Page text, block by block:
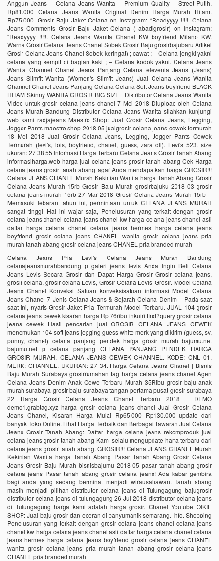
Anggun Jeans – Celana Jeans Wanita – Premium Quality – Street Putih.
Rp81.000 Celana Jeans Wanita Original Denim Harga Murah Hitam.
Rp75.000. Grosir Baju Jaket Celana on Instagram: “Readyyyy !!!!!. Celana
Jeans Comments Grosir Baju Jaket Celana ( abadigrosir) on Instagram:
“Readyyyy !!!!!. Celana Jeans Wanita Chanel KW boyfriend Milano KW.
Warna Grosir Celana Jeans Chanel Sobek Grosir Baju grosirbajubaru Artikel
Grosir Celana Jeans Chanel Sobek keringat) ; cawat ; – Celana jengki yakni
celana yang sempit di bagian kaki ; – Celana kodok yakni. Celana Jeans
Wanita Channel Chanel Jeans Panjang Celana elevenia Jeans (Jeans)
Jeans Slimfit Wanita (Women's Slimfit Jeans) Jual Celana Jeans Wanita
Channel Chanel Jeans Panjang Celana Celana Soft Jeans boyfriend BLACK
HITAM Skinny WANITA GROSIR BIG SIZE | Distributor Celana Jeans Wanita
Video untuk grosir celana jeans chanel 7 Mei 2018 Diupload oleh Celana
Jeans Murah Bandung Distributor Celana Jeans Wanita silahkan kunjungi
web kami radjajeans Maestro Shop: Jual Grosir Celana Jeans, Legging,
Jogger Pants maestro shop 2018 05 jualgrosir celana jeans cewek termurah
18 Mei 2018 Jual Grosir Celana Jeans, Legging, Jogger Pants Cewek
Termurah (levi's, lois, boyfriend, chanel, guess, zara dll). Levi's 523. size
ukuran: 27 38 55 Informasi Harga Terbaru Celana Jeans Grosir Tanah Abang
informasiharga.web harga jual celana jeans grosir tanah abang Cek Harga
celana jeans grosir tanah abang agar Anda mendapatkan harga GROSIR!!!
Celana JEANS CHANEL Murah Kekinian Wanita harga Tanah Abang Grosir
Celana Jeans Murah 15rb Grosir Baju Murah grosirbajuku 2018 03 grosir
celana jeans murah 15rb 27 Mar 2018 Grosir Celana Jeans Murah 15rb –
Memasuki lebaran tahun ini, permintaan untuk CELANA JEANS MURAH
sangat tinggi. Hal ini wajar saja, Penelusuran yang terkait dengan grosir
celana jeans chanel celana jeans chanel kw harga celana jeans chanel asli
daftar harga celana chanel celana jeans hermes harga celana jeans
boyfriend grosir celana jeans CHANEL wanita grosir celana jeans pria
murah tanah abang grosir celana jeans CHANEL pria branded murah
Celana Jeans Pria Levi's Celana Jeans Murah Bandung
celanajeansmurahbandung p galeri jeans levis Anda Ingin Beli Celana
Jeans Levis Secara Grosir dan Dapat Harga Grosir Grosir celana jeans,
grosir celana, grosir celana Levis, Grosir Celana Levis, Grosir. Model Celana
Jeans Chanel Konveksi Satuan konveksisatuan informasi Model Celana
Jeans Chanel 7 Jenis Celana Jeans & Sejarah Celana Denim – Pada saat
saat ini, nyaris Grosir Jaket Pria Termurah Model Terbaru. JUAL 104 grosir
celana jeans cewek kisaran harga Rp 76ribu inkuiri find?query grosir celana
jeans cewek Hasil pencarian jual GROSIR CELANA JEANS CEWEK
menemukan 104 soft jeans jegging guess white merk yang dikirim (guess, sv,
punny, chanel) celana panjang pendek harga grosir murah bajumu.net
bajumu.net p celana panjang CELANA PANJANG PENDEK HARGA
GROSIR MURAH. CELANA JEANS CEWEK CHANNEL. KODE: CNL 01.
MERK: CHANNEL. UKURAN: 27 34. Harga Celana Jeans Chanel | Bisnis
Baju Murah Surabaya grosirrumahan tag harga celana jeans chanel Agen
Celana Jeans Denim Anak Cewe Terbaru Murah 35Ribu grosir baju anak
murah surabaya grosir baju surabaya tangan pertama pusat grosir surabaya
22 Harga Grosir Celana Jeans Chanel Terbaru 2018 | DEMO
demo1.grabtag.xyz harga grosir celana jeans chanel Jual Grosir Celana
Jeans Chanel, Kisaran Harga Mulai Rp65.000 Rp130.000 update dari
banyak Toko Online. Lihat Harga Terbaik dan Berbagai Tawaran Jual Celana
Jeans Grosir Tanah Abang: Daftar harga celana jeans rekomproduk jual
celana jeans grosir tanah abang Kami selalu mengupdate harta terbaru dari
celana jeans grosir tanah abang. GROSIR!!! Celana JEANS CHANEL Murah
Kekinian Wanita harga Tanah Abang Pasar Tanah Abang Grosir Celana
Jeans Grosir Baju Murah bisnisbajumu 2018 05 pasar tanah abang grosir
celana jeans Pasar tanah abang grosir celana jeans! Ada kabar gembira
bagi anda yang sedang berminat menjadi wirausahawan. Tanah abang
masih menjadi pilihan distributor celana jeans di Tulungagung bajugrosir
distributor celana jeans di tulungagung 26 Jul 2018 distributor celana jeans
di Tulungagung harga kami adalah harga grosir. Chanel Youtube OIKIE
SHOP: Jual baju grosir dan eceran di banyumanik semarang. Info. Shopping
Penelusuran yang terkait dengan grosir celana jeans chanel celana jeans
chanel kw harga celana jeans chanel asli daftar harga celana chanel celana
jeans hermes harga celana jeans boyfriend grosir celana jeans CHANEL
wanita grosir celana jeans pria murah tanah abang grosir celana jeans
CHANEL pria branded murah